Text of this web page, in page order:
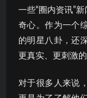
一些“圈内资讯”
奇心。作为一个
的明星八卦，还
更真实、更刺激的
对于很多人来说